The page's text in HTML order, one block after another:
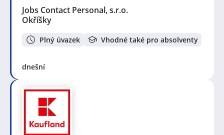
Jobs Contact Personal, s.r.o.
Okříšky
Plný úvazek Vhodné také pro absolventy
dnešní